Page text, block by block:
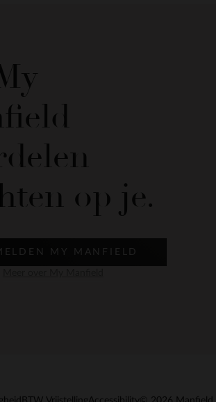
op je.
MY MANFIELD